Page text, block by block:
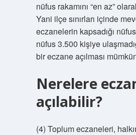
nüfus rakamını “en az”
Yani ilçe sınırları içinde
eczanelerin kapsadığı
nüfus 3.500 kişiye
bir eczane açılması
Nerelere
açılabilir?
(4) Toplum eczaneleri,